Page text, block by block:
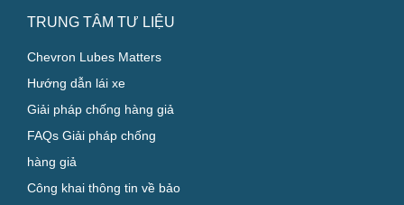
TRUNG TÂM TƯ LIỆU
Chevron Lubes Matters
Hướng dẫn lái xe
Giải pháp chống hàng giả
FAQs Giải pháp chống
hàng giả
Công khai thông tin về bảo